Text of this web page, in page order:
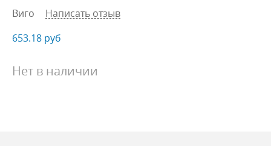
Виго
Написать отзыв
653.18 руб
Нет в наличии